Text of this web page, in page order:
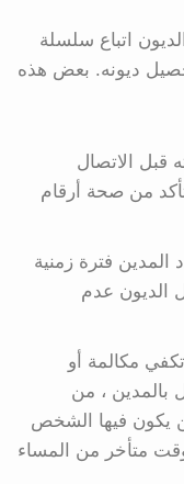
اتباع سلسلة
ديونه. بعض هذه
الاتصال
من صحة أرقام
المدين فترة زمنية
الديون عدم
مكالمة أو
الاتصال بالمدين ، من
يكون فيها الشخص
متأخر من المساء